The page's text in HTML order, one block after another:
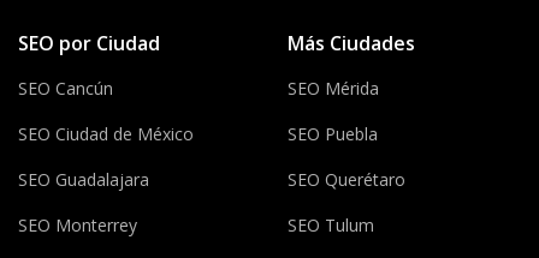
SEO por Ciudad
SEO Cancún
SEO Ciudad de México
SEO Guadalajara
SEO Monterrey
Más Ciudades
SEO Mérida
SEO Puebla
SEO Querétaro
SEO Tulum